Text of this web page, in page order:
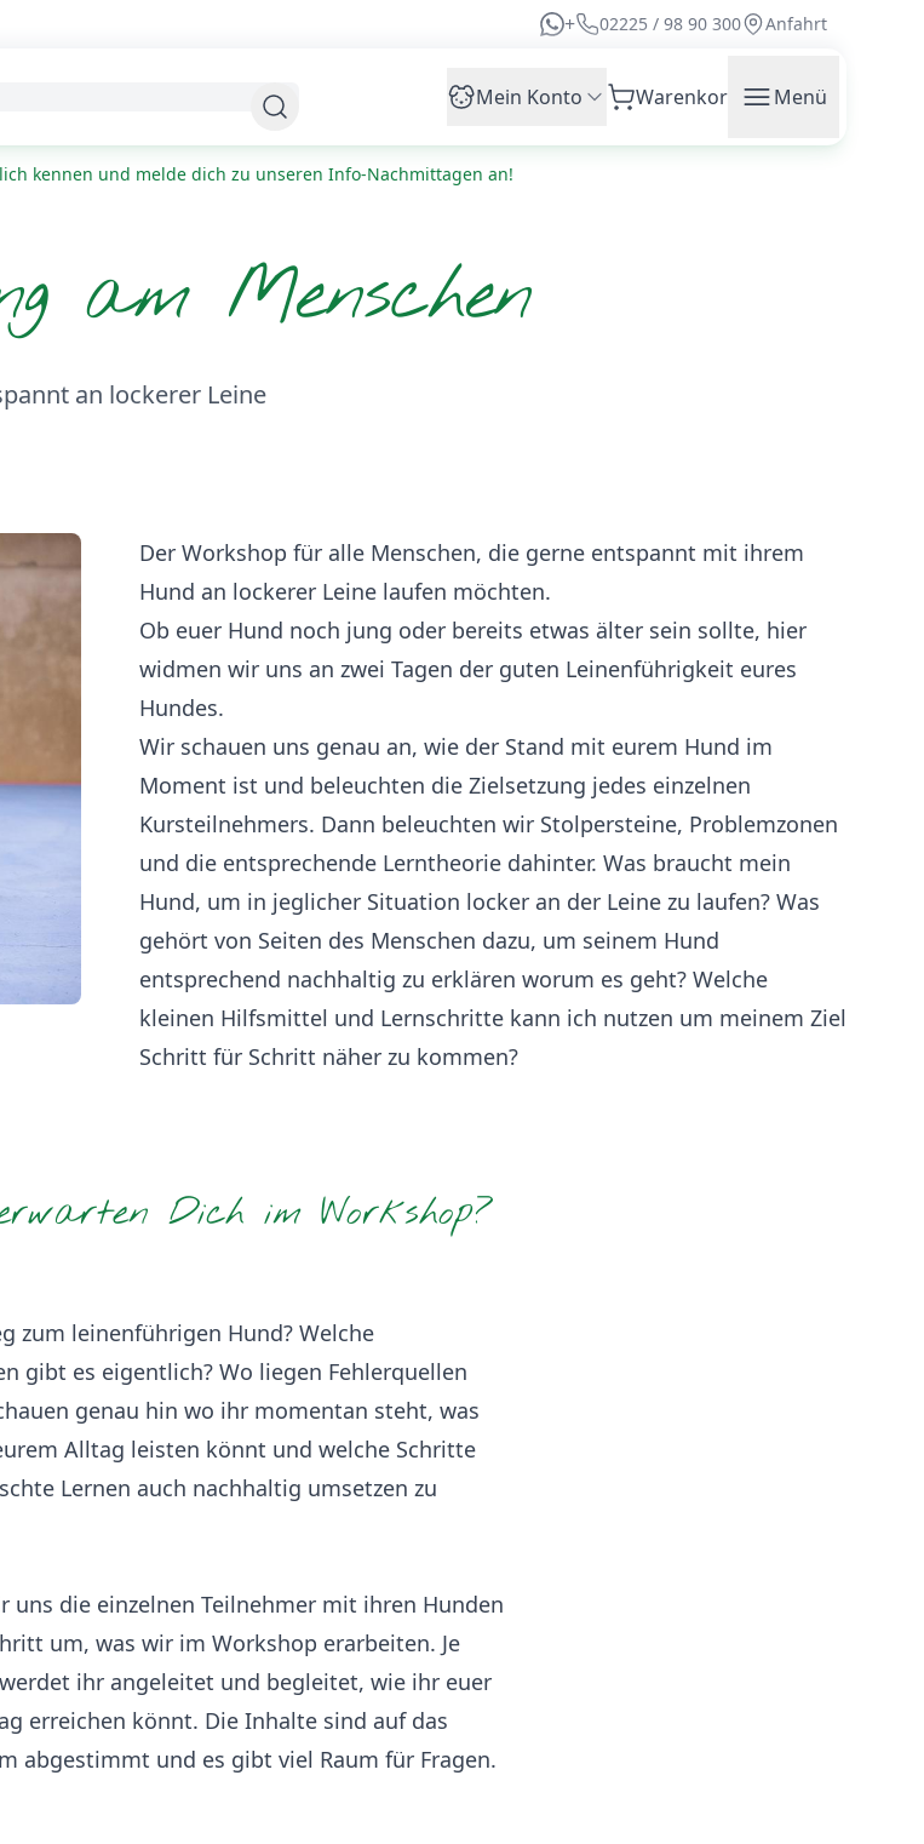
+ 02225 / 98 90 300 Anfahrt
Suchen
Mein Konto Warenkorb Menü
kennen und melde dich zu unseren Info-Nachmittagen an!
am Menschen
an lockerer Leine
Der Workshop für alle Menschen, die gerne entspannt mit ihrem
Hund an lockerer Leine laufen möchten.
Ob euer Hund noch jung oder bereits etwas älter sein sollte, hier
widmen wir uns an zwei Tagen der guten Leinenführigkeit eures
Hundes.
Wir schauen uns genau an, wie der Stand mit eurem Hund im
Moment ist und beleuchten die Zielsetzung jedes einzelnen
Kursteilnehmers. Dann beleuchten wir Stolpersteine, Problemzonen
und die entsprechende Lerntheorie dahinter. Was braucht mein
Hund, um in jeglicher Situation locker an der Leine zu laufen? Was
gehört von Seiten des Menschen dazu, um seinem Hund
entsprechend nachhaltig zu erklären worum es geht? Welche
kleinen Hilfsmittel und Lernschritte kann ich nutzen um meinem Ziel
Schritt für Schritt näher zu kommen?
Dich im Workshop?
zum leinenführigen Hund? Welche
gibt es eigentlich? Wo liegen Fehlerquellen
genau hin wo ihr momentan steht, was
Alltag leisten könnt und welche Schritte
Lernen auch nachhaltig umsetzen zu
uns die einzelnen Teilnehmer mit ihren Hunden
um, was wir im Workshop erarbeiten. Je
ihr angeleitet und begleitet, wie ihr euer
erreichen könnt. Die Inhalte sind auf das
abgestimmt und es gibt viel Raum für Fragen.